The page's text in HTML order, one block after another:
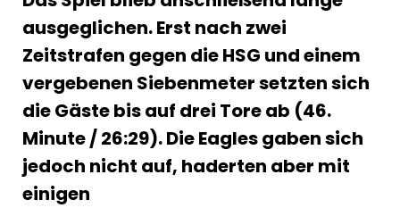
ausgeglichen. Erst nach zwei
Zeitstrafen gegen die HSG und einem
vergebenen Siebenmeter setzten sich
die Gäste bis auf drei Tore ab (46.
Minute / 26:29). Die Eagles gaben sich
jedoch nicht auf, haderten aber mit
einigen